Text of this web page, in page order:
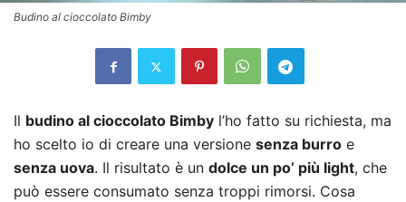
Budino al cioccolato Bimby
Il budino al cioccolato Bimby l’ho fatto su richiesta, ma
ho scelto io di creare una versione senza burro e
senza uova. Il risultato è un dolce un po’ più light, che
può essere consumato senza troppi rimorsi. Cosa